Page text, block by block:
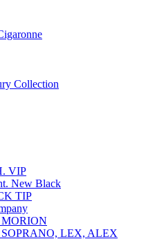
Collection
VIP
New Black
TIP
SOPRANO, LEX, ALEX